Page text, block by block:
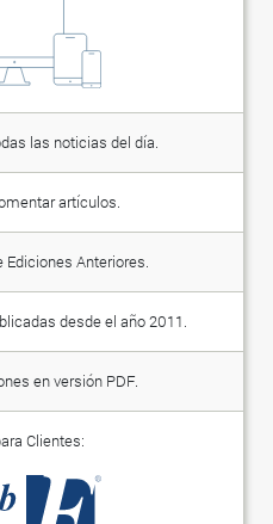
las noticias del día.
artículos.
Anteriores.
desde el año 2011.
en versión PDF.
Clientes: